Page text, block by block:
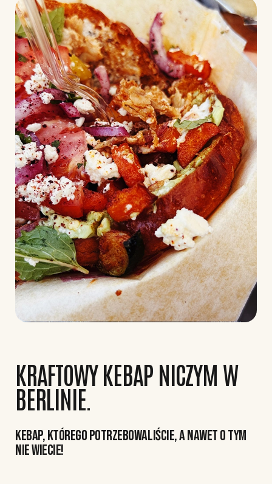
KRAFTOWY KEBAP NICZYM W
BERLINIE.
KEBAP, KTÓREGO POTRZEBOWALIŚCIE, A NAWET O TYM
NIE WIECIE!